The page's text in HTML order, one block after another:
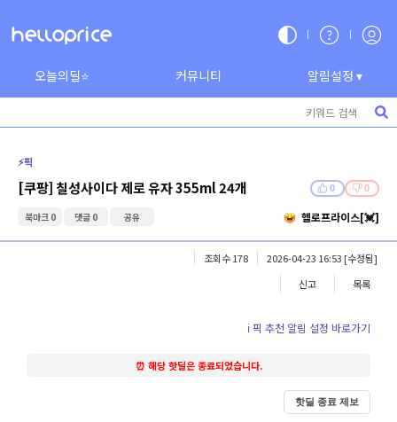
오늘의딜⭐ 커뮤니티 알림설정 ▾
⚡️픽
[쿠팡] 칠성사이다 제로 유자 355ml 24개 0 0
북마크 0 댓글 0 공유 헬로프라이스[💓]
조회수 178 2026-04-23 16:53 [수정됨]
신고
목록
ℹ️ 픽 추천 알림 설정 바로가기
⏰ 해당 핫딜은 종료되었습니다.
핫딜 종료 제보